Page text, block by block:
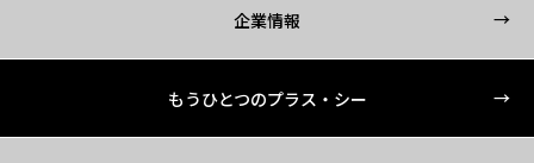
企業情報
もうひとつのプラス・シー